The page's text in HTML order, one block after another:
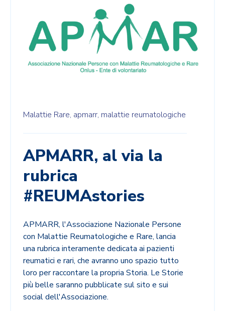
Malattie Rare, apmarr, malattie reumatologiche
APMARR, al via la
rubrica
#REUMAstories
APMARR, l'Associazione Nazionale Persone
con Malattie Reumatologiche e Rare, lancia
una rubrica interamente dedicata ai pazienti
reumatici e rari, che avranno uno spazio tutto
loro per raccontare la propria Storia. Le Storie
più belle saranno pubblicate sul sito e sui
social dell'Associazione.